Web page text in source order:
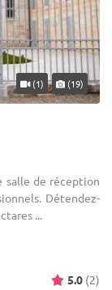
(1) (19)
salle de réception
Détendez-
...
5.0 (2)